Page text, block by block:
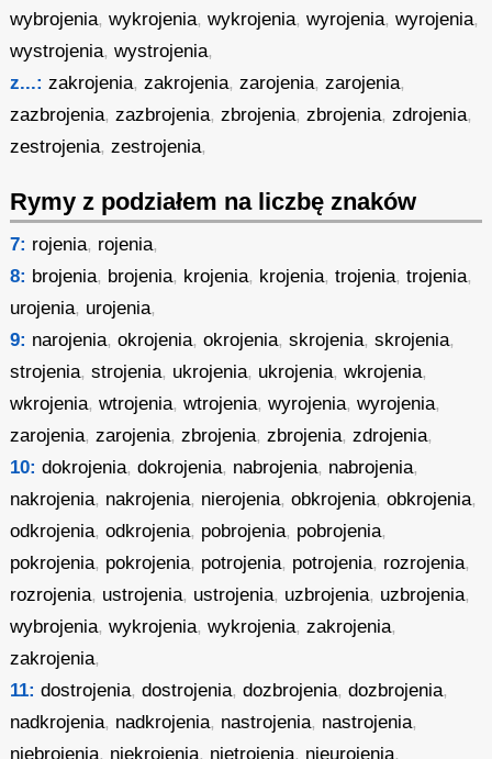
wybrojenia,wykrojenia,wykrojenia,wyrojenia,wyrojenia,
wystrojenia,wystrojenia,
z...: zakrojenia,zakrojenia,zarojenia,zarojenia,
zazbrojenia,zazbrojenia,zbrojenia,zbrojenia,zdrojenia,
zestrojenia,zestrojenia,
Rymy z podziałem na liczbę znaków
7: rojenia, rojenia,
8: brojenia, brojenia, krojenia, krojenia,trojenia,trojenia,
urojenia, urojenia,
9: narojenia,okrojenia,okrojenia,skrojenia,skrojenia,
strojenia,strojenia, ukrojenia, ukrojenia,wkrojenia,
wkrojenia,wtrojenia,wtrojenia,wyrojenia,wyrojenia,
zarojenia,zarojenia,zbrojenia,zbrojenia,zdrojenia,
10: dokrojenia,dokrojenia, nabrojenia, nabrojenia,
nakrojenia, nakrojenia, nierojenia,obkrojenia,obkrojenia,
odkrojenia,odkrojenia, pobrojenia, pobrojenia,
pokrojenia, pokrojenia, potrojenia, potrojenia, rozrojenia,
rozrojenia, ustrojenia, ustrojenia, uzbrojenia, uzbrojenia,
wybrojenia,wykrojenia,wykrojenia,zakrojenia,
zakrojenia,
11: dostrojenia,dostrojenia,dozbrojenia,dozbrojenia,
nadkrojenia, nadkrojenia, nastrojenia, nastrojenia,
niebrojenia, niekrojenia, nietrojenia, nieurojenia,